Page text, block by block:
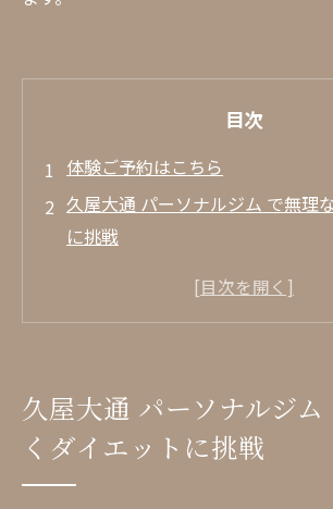
目次
体験ご予約はこちら
久屋大通 パーソナルジム で無理
に挑戦
パーソナルジムが提供するカ
のトレーニング計画
ダイエット成功の鍵：個人に
ベーション管理
久屋大通 パーソナルジム
くダイエットに挑戦